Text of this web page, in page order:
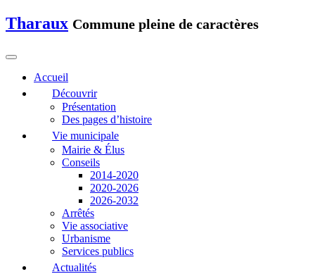
Tharaux Commune pleine de caractères
Accueil
Découvrir
Présentation
Des pages d’histoire
Vie municipale
Mairie & Élus
Conseils
2014-2020
2020-2026
2026-2032
Arrêtés
Vie associative
Urbanisme
Services publics
Actualités